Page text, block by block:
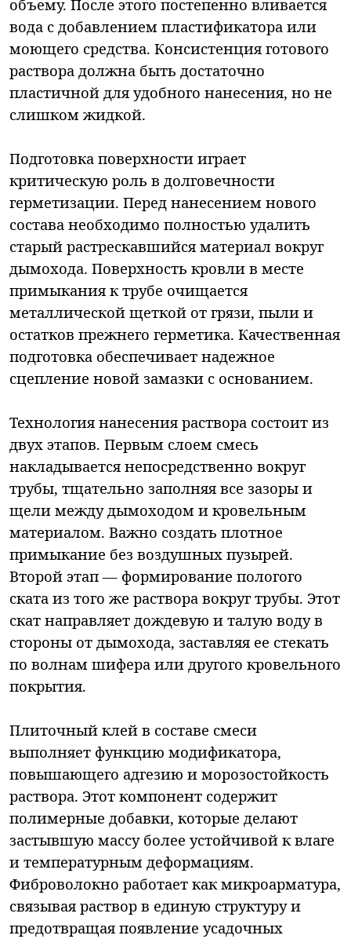
объему. После этого постепенно вливается
вода с добавлением пластификатора или
моющего средства. Консистенция готового
раствора должна быть достаточно
пластичной для удобного нанесения, но не
слишком жидкой.
Подготовка поверхности играет
критическую роль в долговечности
герметизации. Перед нанесением нового
состава необходимо полностью удалить
старый растрескавшийся материал вокруг
дымохода. Поверхность кровли в месте
примыкания к трубе очищается
металлической щеткой от грязи, пыли и
остатков прежнего герметика. Качественная
подготовка обеспечивает надежное
сцепление новой замазки с основанием.
Технология нанесения раствора состоит из
двух этапов. Первым слоем смесь
накладывается непосредственно вокруг
трубы, тщательно заполняя все зазоры и
щели между дымоходом и кровельным
материалом. Важно создать плотное
примыкание без воздушных пузырей.
Второй этап — формирование пологого
ската из того же раствора вокруг трубы. Этот
скат направляет дождевую и талую воду в
стороны от дымохода, заставляя ее стекать
по волнам шифера или другого кровельного
покрытия.
Плиточный клей в составе смеси
выполняет функцию модификатора,
повышающего адгезию и морозостойкость
раствора. Этот компонент содержит
полимерные добавки, которые делают
застывшую массу более устойчивой к влаге
и температурным деформациям.
Фиброволокно работает как микроарматура,
связывая раствор в единую структуру и
предотвращая появление усадочных